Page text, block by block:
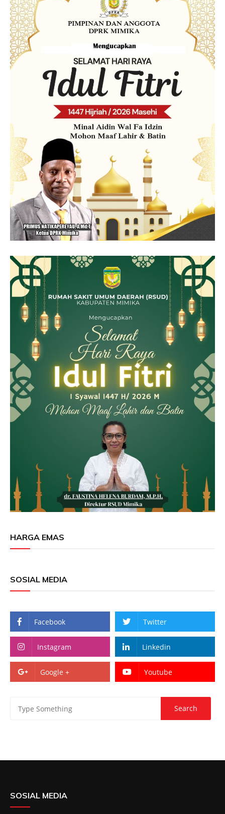
HARGA EMAS
SOSIAL MEDIA
Facebook Twitter
Instagram Linkedin
Google + Youtube
SOSIAL MEDIA